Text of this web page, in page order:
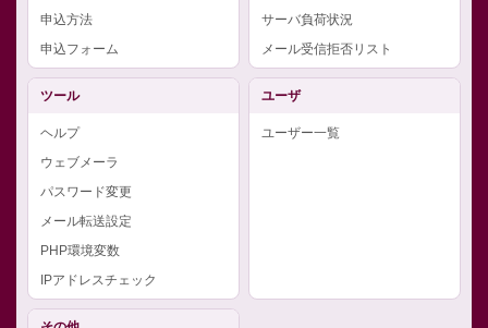
申込方法
申込フォーム
サーバ負荷状況
メール受信拒否リスト
ツール
ヘルプ
ウェブメーラ
パスワード変更
メール転送設定
PHP環境変数
IPアドレスチェック
ユーザ
ユーザー一覧